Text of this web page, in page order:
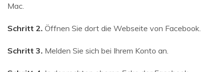
Mac.
Schritt 2. Öffnen Sie dort die Webseite von Facebook.
Schritt 3. Melden Sie sich bei Ihrem Konto an.